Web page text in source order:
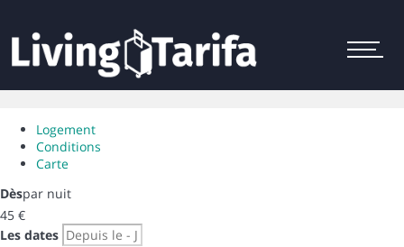
Menu
Logement
Conditions
Carte
Dèspar nuit
45 €
Les dates